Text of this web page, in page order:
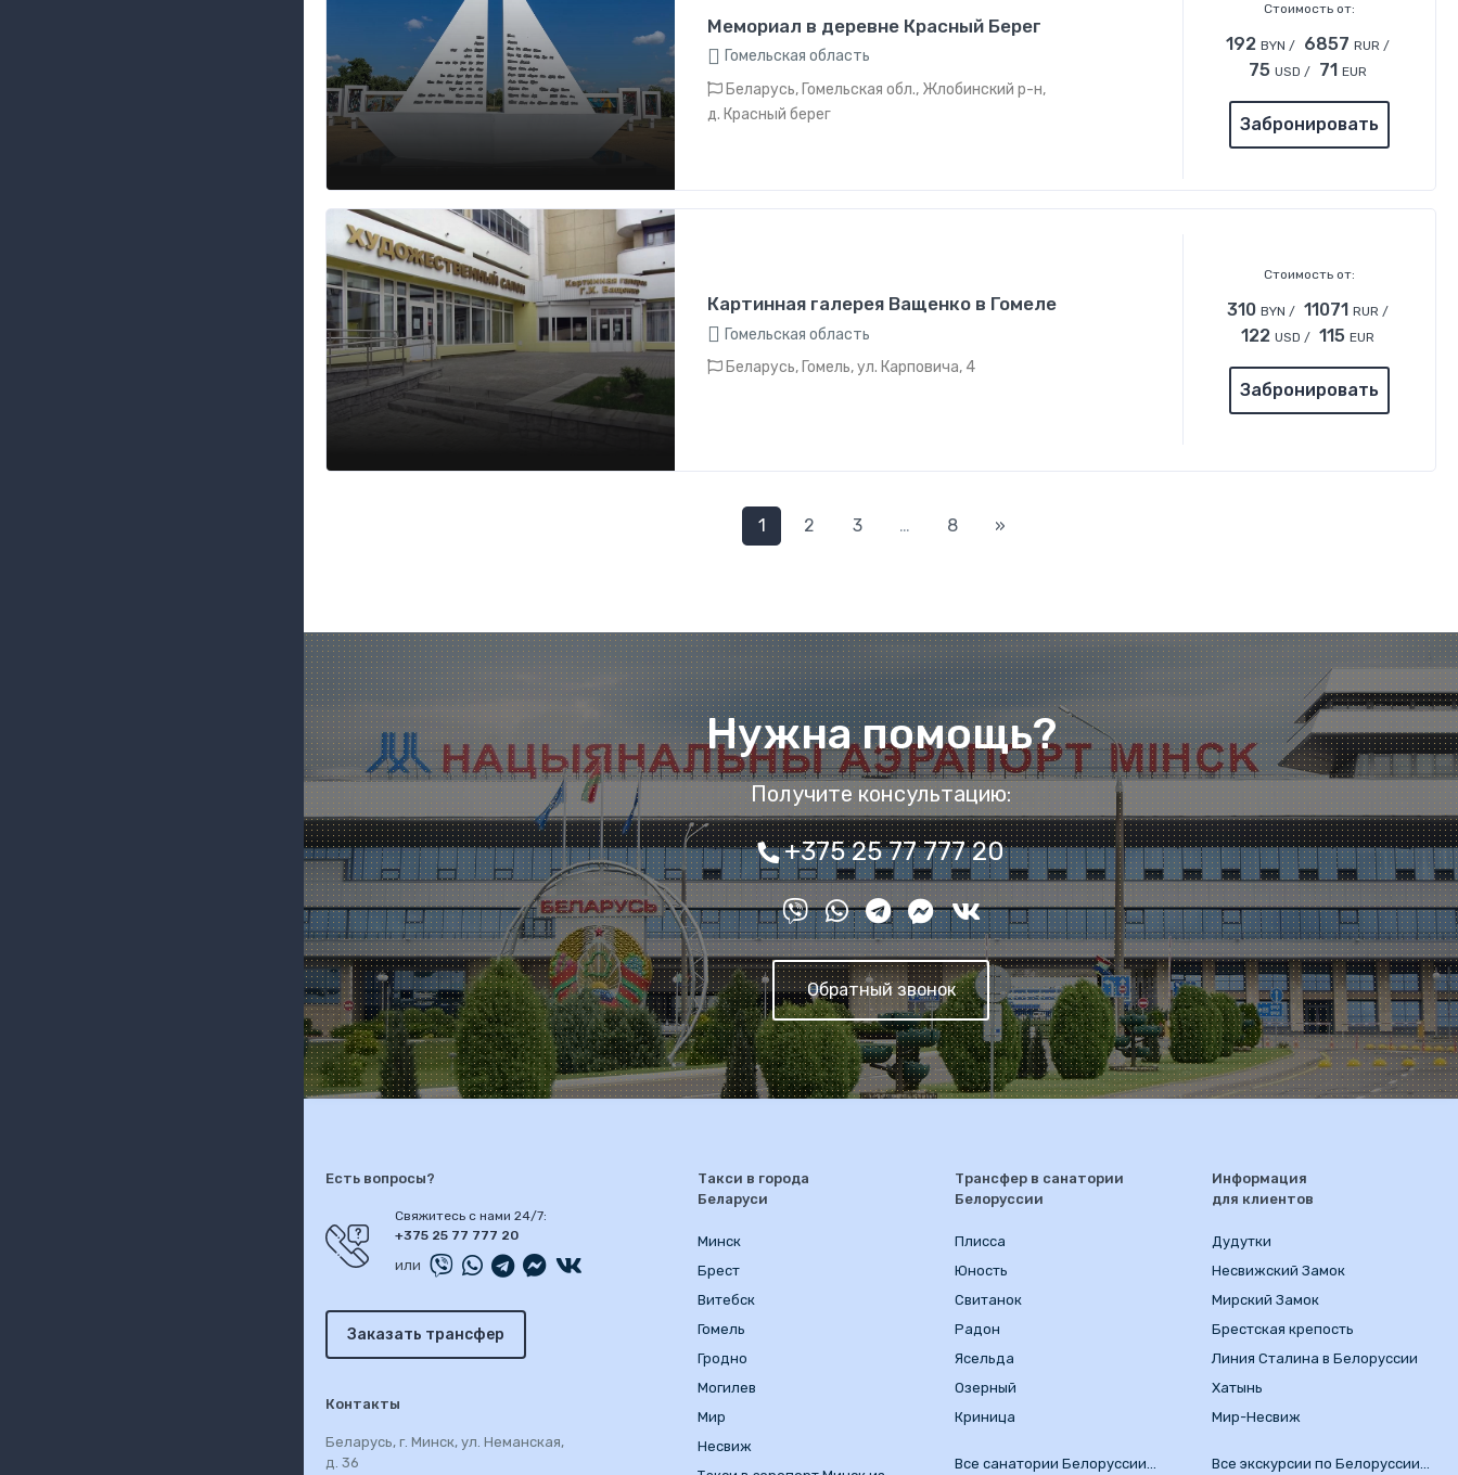
Мемориал в деревне Красный Берег
Гомельская область
Беларусь, Гомельская обл., Жлобинский р-н,
д. Красный берег
Стоимость от:
192 BYN / 6857 RUR /
75 USD / 71 EUR
Забронировать
Картинная галерея Ващенко в Гомеле
Гомельская область
Беларусь, Гомель, ул. Карповича, 4
Стоимость от:
310 BYN / 11071 RUR /
122 USD / 115 EUR
Забронировать
1 2 3 … 8 »
Нужна помощь?
Получите консультацию:
+375 25 77 777 20
Обратный звонок
Есть вопросы?
Свяжитесь с нами 24/7:
+375 25 77 777 20
или
Заказать трансфер
Контакты
Беларусь, г. Минск, ул. Неманская,
д. 36
Такси в города
Беларуси
Минск
Брест
Витебск
Гомель
Гродно
Могилев
Мир
Несвиж
Трансфер в санатории
Белоруссии
Плисса
Юность
Свитанок
Радон
Ясельда
Озерный
Криница
Все санатории Белоруссии…
Информация
для клиентов
Дудутки
Несвижский Замок
Мирский Замок
Брестская крепость
Линия Сталина в Белоруссии
Хатынь
Мир-Несвиж
Все экскурсии по Белоруссии…